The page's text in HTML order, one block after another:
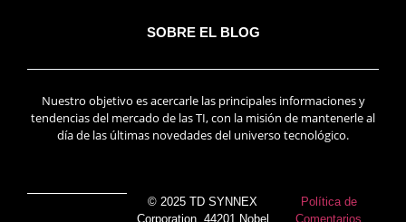
SOBRE EL BLOG
Nuestro objetivo es acercarle las principales informaciones y
tendencias del mercado de las TI, con la misión de mantenerle al
día de las últimas novedades del universo tecnológico.
© 2025 TD SYNNEX
Corporation, 44201 Nobel
Política de
Comentarios